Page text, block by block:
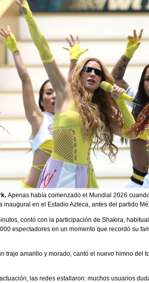
Apenas había comenzado el Mundial 2026
inaugural en el Estadio Azteca, antes del partido
contó con la participación de Shakira,
espectadores en un momento que recordó su
traje amarillo y morado, cantó el nuevo himno del
las redes estallaron: muchos usuarios